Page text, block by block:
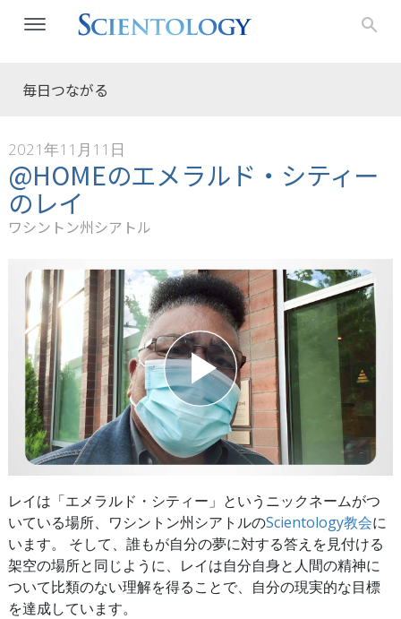
毎日つながる
2021年11月11日
@HOMEのエメラルド・シティー
のレイ
ワシントン州シアトル
レイは「エメラルド・シティー」というニックネームがつ
いている場所、ワシントン州シアトルのScientology教会に
います。 そして、誰もが自分の夢に対する答えを見付ける
架空の場所と同じように、レイは自分自身と人間の精神に
ついて比類のない理解を得ることで、自分の現実的な目標
を達成しています。